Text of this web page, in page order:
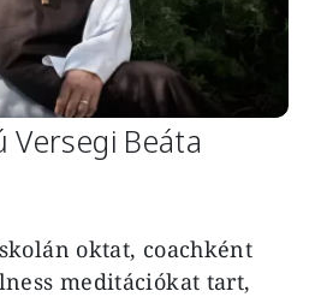
Beáta
oktat, coachként
meditációkat tart,